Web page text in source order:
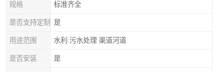
规格 标准齐全
是否支持定制 是
用途范围 水利 污水处理 渠道河道
是否安装 是